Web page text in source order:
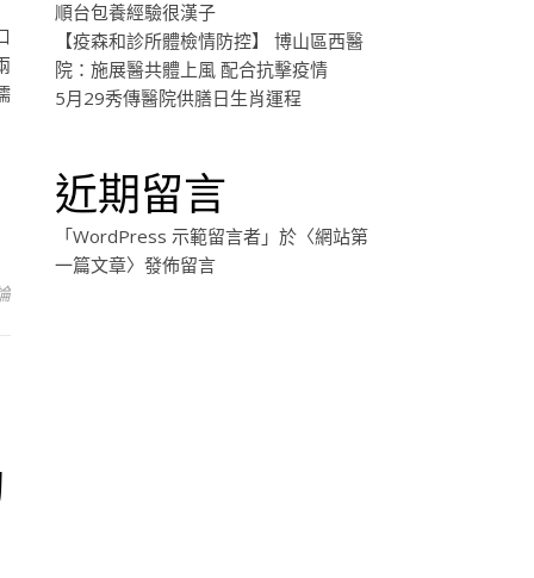
順台包養經驗很漢子
【疫森和診所體檢情防控】 博山區西醫
院：施展醫共體上風 配合抗擊疫情
5月29秀傳醫院供膳日生肖運程
近期留言
「WordPress 示範留言者 」於〈網站第
一篇文章〉發佈留言